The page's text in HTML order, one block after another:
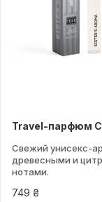
Travel-парфюм
Свежий унисекс-
древесными и
нотами.
749 ₴